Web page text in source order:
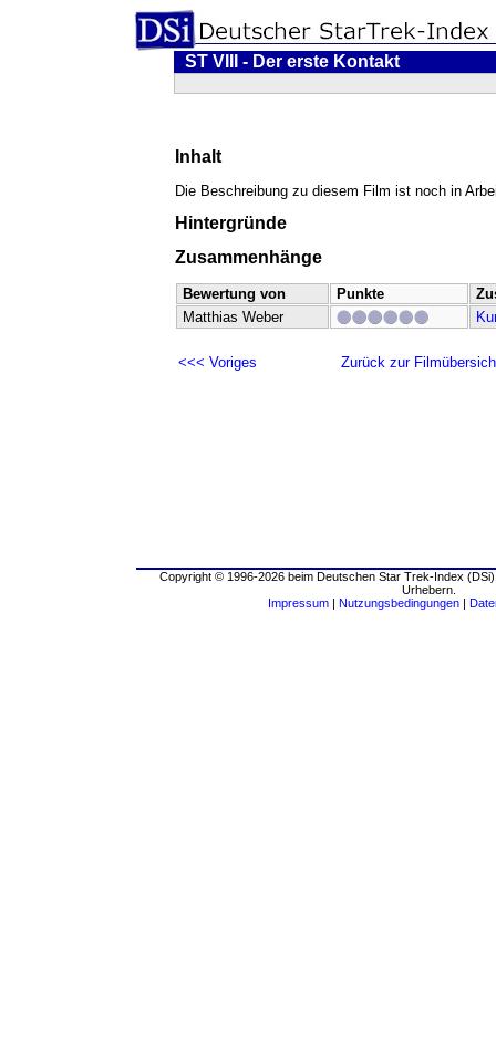
ST VIII - Der erste Kontakt
Inhalt
Die Beschreibung zu diesem Film ist noch in
Hintergründe
Zusammenhänge
Bewertung von Punkte
Matthias Weber
<<< Voriges Zurück zur
Copyright © 1996-2026 beim Deutschen Star Trek-Index
Urhebern.
Impressum | Nutzungsbedingungen |